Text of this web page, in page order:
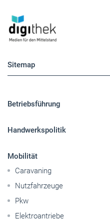
Sitemap
Betriebsführung
Handwerkspolitik
Mobilität
Caravaning
Nutzfahrzeuge
Pkw
Elektroantriebe